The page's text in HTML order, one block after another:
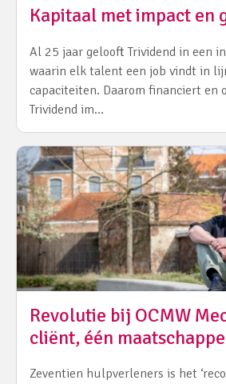
Kapitaal met impact en
Al 25 jaar gelooft Trividend in een
waarin elk talent een job vindt in
capaciteiten. Daarom financiert en
Trividend im…
Revolutie bij OCMW
cliënt, één
Zeventien hulpverleners is het